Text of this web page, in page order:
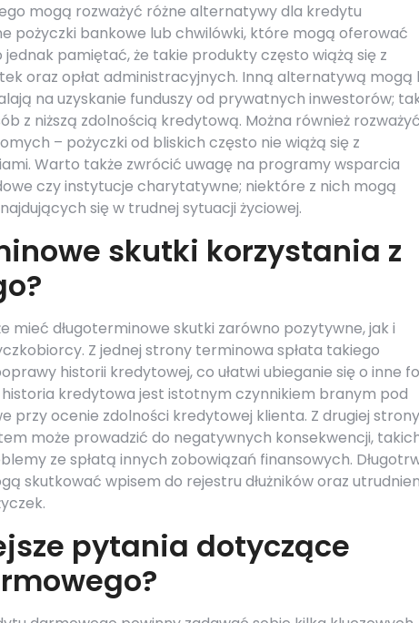
mogą rozważyć różne alternatywy dla kredytu
pożyczki bankowe lub chwilówki, które mogą oferować
pamiętać, że takie produkty często wiążą się z
oraz opłat administracyjnych. Inną alternatywą mogą
na uzyskanie funduszy od prywatnych inwestorów;
z niższą zdolnością kredytową. Można również rozważyć
– pożyczki od bliskich często nie wiążą się z
Warto także zwrócić uwagę na programy wsparcia
czy instytucje charytatywne; niektóre z nich mogą
się w trudnej sytuacji życiowej.
skutki korzystania z
mieć długoterminowe skutki zarówno pozytywne, jak i
Z jednej strony terminowa spłata takiego
historii kredytowej, co ułatwi ubieganie się o inne
historia kredytowa jest istotnym czynnikiem branym pod
przy ocenie zdolności kredytowej klienta. Z drugiej strony
może prowadzić do negatywnych konsekwencji,
ze spłatą innych zobowiązań finansowych.
skutkować wpisem do rejestru dłużników oraz
pytania dotyczące